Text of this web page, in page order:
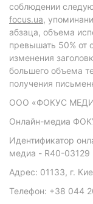
соблюдении
focus.ua,
абзаца, объема
превышать 50% от
изменения
большего объема
получения
ООО «ФОКУС
Онлайн-медиа
Идентификатор
медиа - R40-03129
Адрес: 01133, г.
Телефон: +38 044